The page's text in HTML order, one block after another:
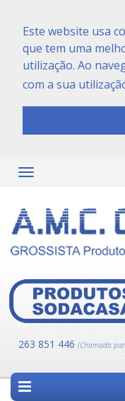
Este website usa
que tem uma
utilização. Ao
com a sua
263 851 446 (Chamada